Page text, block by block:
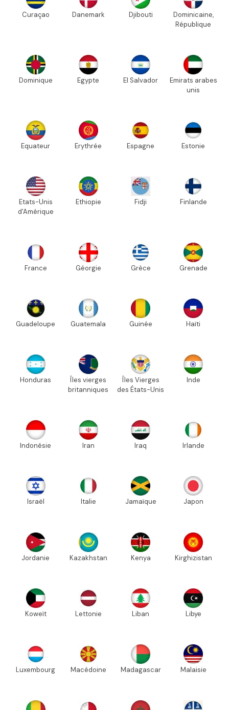
Curaçao Danemark Djibouti
Dominicaine,
République
Dominique Egypte El Salvador
Emirats arabes
unis
Equateur Erythrée Espagne Estonie
Etats-Unis
d'Amérique
Ethiopie Fidji Finlande
France Géorgie Grèce Grenade
Guadeloupe Guatemala Guinée Haïti
Honduras
Îles vierges
britanniques
Îles Vierges
des États-Unis
Inde
Indonésie Iran Iraq Irlande
Israël Italie Jamaïque Japon
Jordanie Kazakhstan Kenya Kirghizistan
Koweït Lettonie Liban Libye
Luxembourg Macédoine Madagascar Malaisie